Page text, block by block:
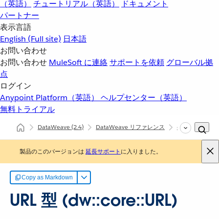
（英語） チュートリアル（英語）
ドキュメント
パートナー
表示言語
English (Full site) 日本語
お問い合わせ
お問い合わせ MuleSoft に連絡サポートを依頼 グローバル拠
点
ログイン
Anypoint Platform（英語） ヘルプセンター（英語）
無料トライアル
DataWeave(2.4) DataWeave リファレンス dw::core::URL
製品のこのバージョンは 延長サポート に入りました。
Copy as Markdown
URL 型 (dw::core::URL)